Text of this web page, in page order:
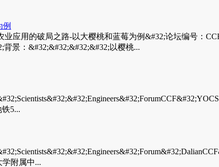
例
应用的破局之路-以大樱桃和蓝莓为例&#32;论坛编号：
景：&#32;&#32;&#32;&#32;以樱桃...
5...
学附属中...